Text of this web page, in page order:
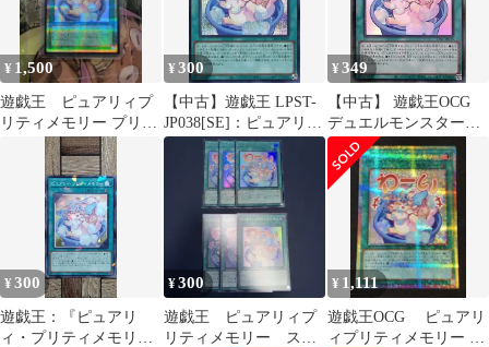
¥ 1,500
遊戯王 ピュアリィプ
リティメモリー プリズ
マ スタンプ
¥300
【中古】遊戯王 LPST-
JP038[SE]：ピュアリ
ィ・プリティメモリー
¥349
【中古】 遊戯王OCG
デュエルモンスターズ
ピュアリィ・プリティ
メモリー【わーい】
LPST LPST-JP038 ウル
トラレア
¥300
遊戯王：『ピュアリ
ィ・プリティメモリ
¥300
遊戯王 ピュアリィプ
リティメモリー スタ
¥ 1,111
遊戯王OCG ピュアリ
ィプリティメモリー プ